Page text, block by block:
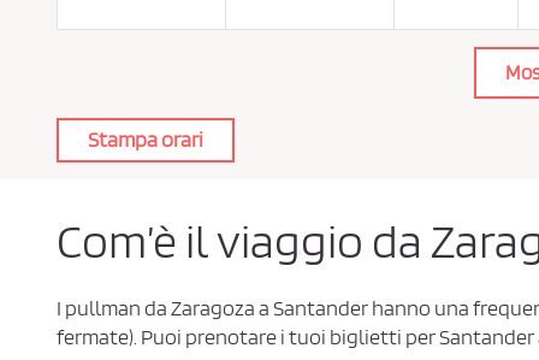
c
c
y
Stampa orari
Com’è il viaggio da
I pullman da Zaragoza a Santander hanno una
fermate). Puoi prenotare i tuoi biglietti per Santander